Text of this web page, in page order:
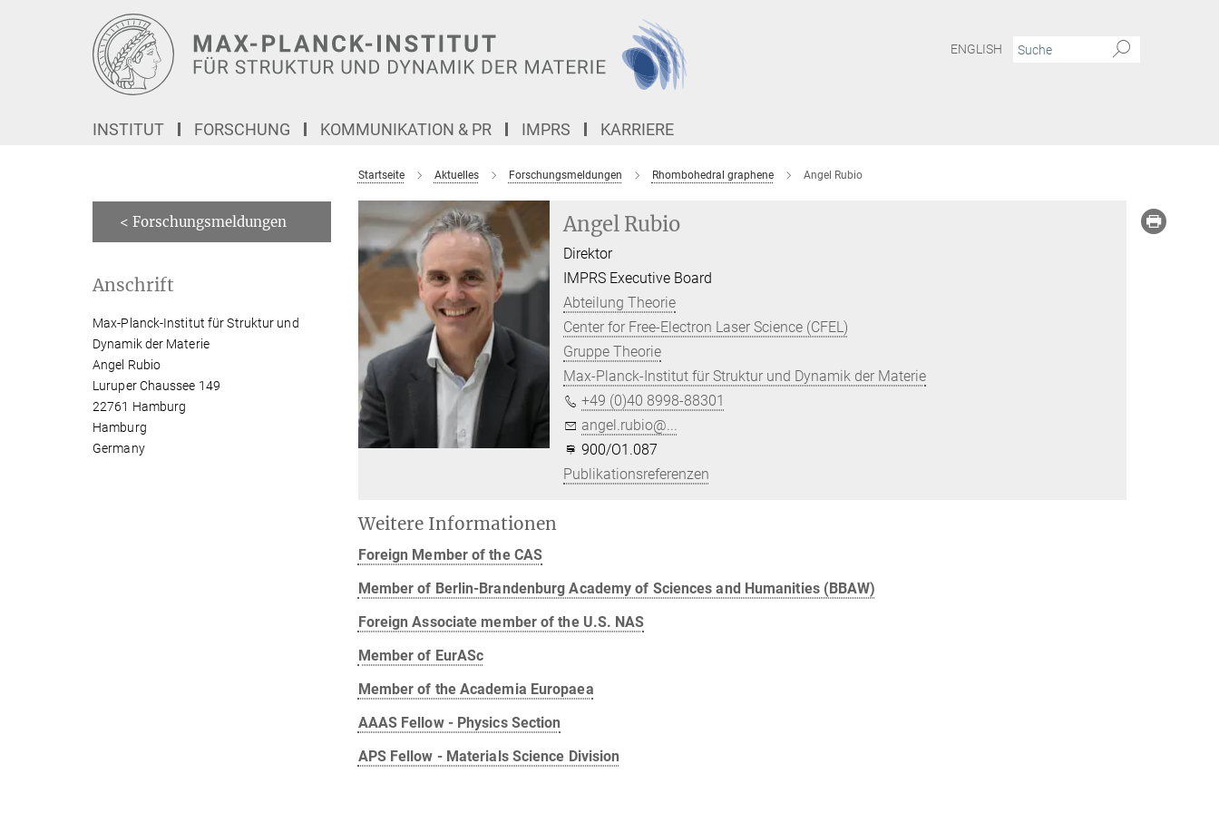
ENGLISH
INSTITUT FORSCHUNG KOMMUNIKATION & PR IMPRS KARRIERE
Startseite Aktuelles Forschungsmeldungen Rhombohedral graphene Angel Rubio
Angel Rubio
Direktor
IMPRS Executive Board
Abteilung Theorie
Center for Free-Electron Laser Science (CFEL)
Gruppe Theorie
Max-Planck-Institut für Struktur und Dynamik der Materie
+49 (0)40 8998-88301
angel.rubio@...
900/O1.087
Publikationsreferenzen
Weitere Informationen
Foreign Member of the CAS
Member of Berlin-Brandenburg Academy of Sciences and Humanities (BBAW)
Foreign Associate member of the U.S. NAS
Member of EurASc
Member of the Academia Europaea
AAAS Fellow - Physics Section
APS Fellow - Materials Science Division
< Forschungsmeldungen
Anschrift
Max-Planck-Institut für Struktur und
Dynamik der Materie
Angel Rubio
Luruper Chaussee 149
22761 Hamburg
Hamburg
Germany